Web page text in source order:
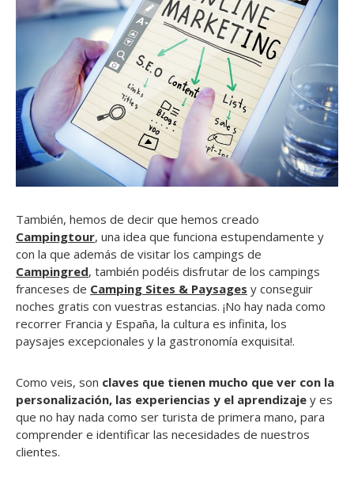
También, hemos de decir que hemos creado
Campingtour, una idea que funciona estupendamente y
con la que además de visitar los campings de
Campingred, también podéis disfrutar de los campings
franceses de Camping Sites & Paysages y conseguir
noches gratis con vuestras estancias. ¡No hay nada como
recorrer Francia y España, la cultura es infinita, los
paysajes excepcionales y la gastronomía exquisita!.
Como veis, son claves que tienen mucho que ver con la
personalización, las experiencias y el aprendizaje y es
que no hay nada como ser turista de primera mano, para
comprender e identificar las necesidades de nuestros
clientes.